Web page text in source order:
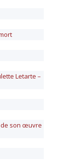
Letarte –
de son œuvre